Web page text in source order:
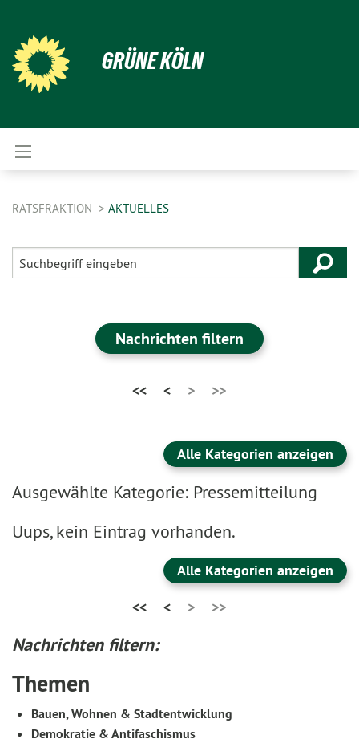
GRÜNE KÖLN
RATSFRAKTION AKTUELLES
Nachrichten filtern
<< < > >>
Alle Kategorien anzeigen
Ausgewählte Kategorie: Pressemitteilung
Uups, kein Eintrag vorhanden.
Alle Kategorien anzeigen
<<
< > >>
Nachrichten filtern:
Themen
Bauen, Wohnen & Stadtentwicklung
Demokratie & Antifaschismus